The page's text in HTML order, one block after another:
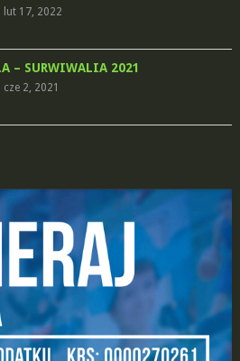
lut 17, 2022
– SURWIWALIA 2021
cze 2, 2021